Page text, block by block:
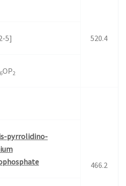
520.4
5]
6OP2
466.2
pyrrolidino-